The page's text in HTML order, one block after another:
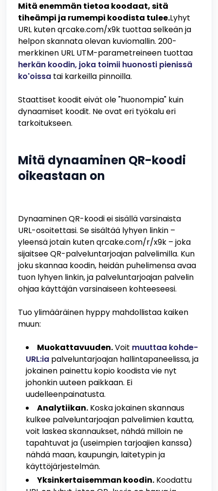
Mitä enemmän tietoa koodaat, sitä
tiheämpi ja rumempi koodista tulee.Lyhyt
URL kuten qrcake.com/x9k tuottaa selkeän ja
helpon skannata olevan kuviomallin. 200-
merkkinen URL UTM-parametreineen tuottaa
herkän koodin, joka toimii huonosti pienissä
ko'oissa tai karkeilla pinnoilla.
Staattiset koodit eivät ole "huonompia" kuin
dynaamiset koodit. Ne ovat eri työkalu eri
tarkoitukseen.
Mitä dynaaminen QR-koodi
oikeastaan on
Dynaaminen QR-koodi ei sisällä varsinaista
URL-osoitettasi. Se sisältää lyhyen linkin –
yleensä jotain kuten qrcake.com/r/x9k – joka
sijaitsee QR-palveluntarjoajan palvelimilla. Kun
joku skannaa koodin, heidän puhelimensa avaa
tuon lyhyen linkin, ja palveluntarjoajan palvelin
ohjaa käyttäjän varsinaiseen kohteeseesi.
Tuo ylimääräinen hyppy mahdollistaa kaiken
muun:
Muokattavuuden.Voit muuttaa kohde-
URL:ia palveluntarjoajan hallintapaneelissa, ja
jokainen painettu kopio koodista vie nyt
johonkin uuteen paikkaan. Ei
uudelleenpainatusta.
Analytiikan. Koska jokainen skannaus
kulkee palveluntarjoajan palvelimien kautta,
voit laskea skannaukset, nähdä milloin ne
tapahtuvat ja (useimpien tarjoajien kanssa)
nähdä maan, kaupungin, laitetypin ja
käyttöjärjestelmän.
Yksinkertaisemman koodin. Koodattu